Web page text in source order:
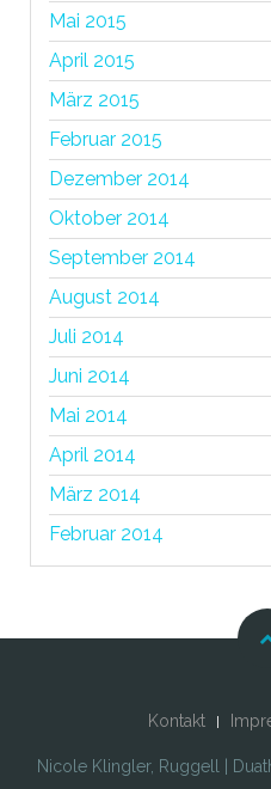
Mai 2015
April 2015
März 2015
Februar 2015
Dezember 2014
Oktober 2014
September 2014
August 2014
Juli 2014
Juni 2014
Mai 2014
April 2014
März 2014
Februar 2014
Kontakt
Nicole Klingler, Ruggell |